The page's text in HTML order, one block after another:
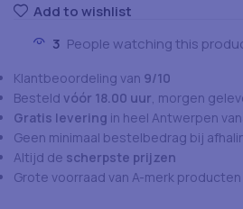
Add to wishlist
3 People watching this
Klantbeoordeling van 9/10
Besteld vóór 18.00 uur, morgen
Gratis levering in heel Antwerpen
Geen minimaal bestelbedrag bij
Altijd de scherpste prijzen
Grote voorraad van A-merk producten